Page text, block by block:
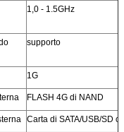
1,0 - 1.5GHz
supporto
1G
FLASH 4G di NAND
Carta di SATA/USB/SD